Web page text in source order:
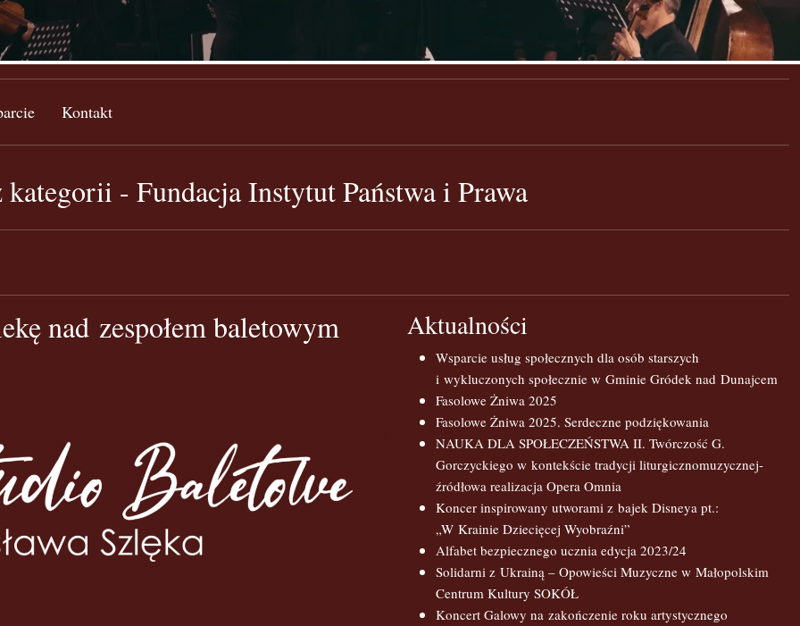
Kontakt
kategorii - Fundacja Instytut Państwa i Prawa
nad zespołem baletowym Aktualności
Wsparcie usług społecznych dla osób starszych
i wykluczonych społecznie w Gminie Gródek nad Dunajcem
Fasolowe Żniwa 2025
Fasolowe Żniwa 2025. Serdeczne podziękowania
NAUKA DLA SPOŁECZEŃSTWA II. Twórczość G.
Gorczyckiego w kontekście tradycji liturgicznomuzycznej-
źródłowa realizacja Opera Omnia
Koncer inspirowany utworami z bajek Disneya pt.:
„W Krainie Dziecięcej Wyobraźni”
Alfabet bezpiecznego ucznia edycja 2023/24
Solidarni z Ukrainą – Opowieści Muzyczne w Małopolskim
Centrum Kultury SOKÓŁ
Koncert Galowy na zakończenie roku artystycznego